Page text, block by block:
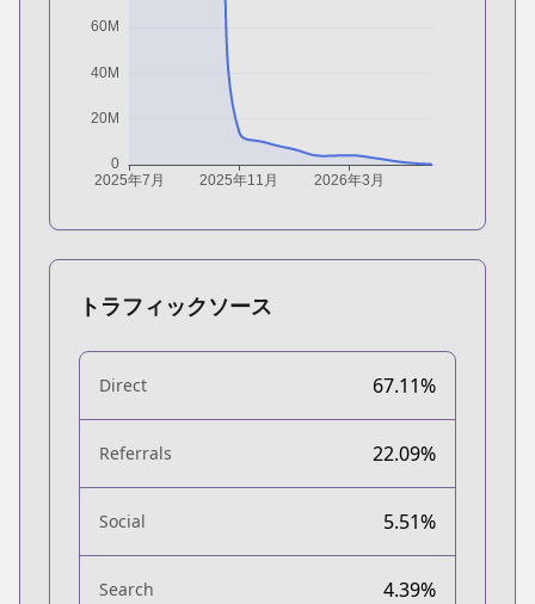
トラフィックソース
Direct 67.11%
Referrals 22.09%
Social 5.51%
Search 4.39%